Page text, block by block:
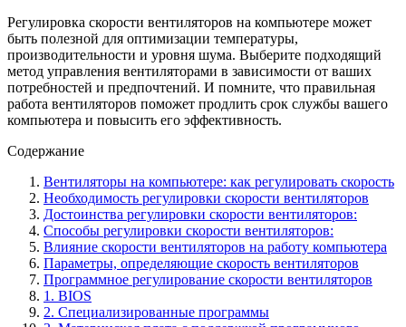
Регулировка скорости вентиляторов на компьютере может
быть полезной для оптимизации температуры,
производительности и уровня шума. Выберите подходящий
метод управления вентиляторами в зависимости от ваших
потребностей и предпочтений. И помните, что правильная
работа вентиляторов поможет продлить срок службы вашего
компьютера и повысить его эффективность.
Содержание
Вентиляторы на компьютере: как регулировать скорость
Необходимость регулировки скорости вентиляторов
Достоинства регулировки скорости вентиляторов:
Способы регулировки скорости вентиляторов:
Влияние скорости вентиляторов на работу компьютера
Параметры, определяющие скорость вентиляторов
Программное регулирование скорости вентиляторов
1. BIOS
2. Специализированные программы